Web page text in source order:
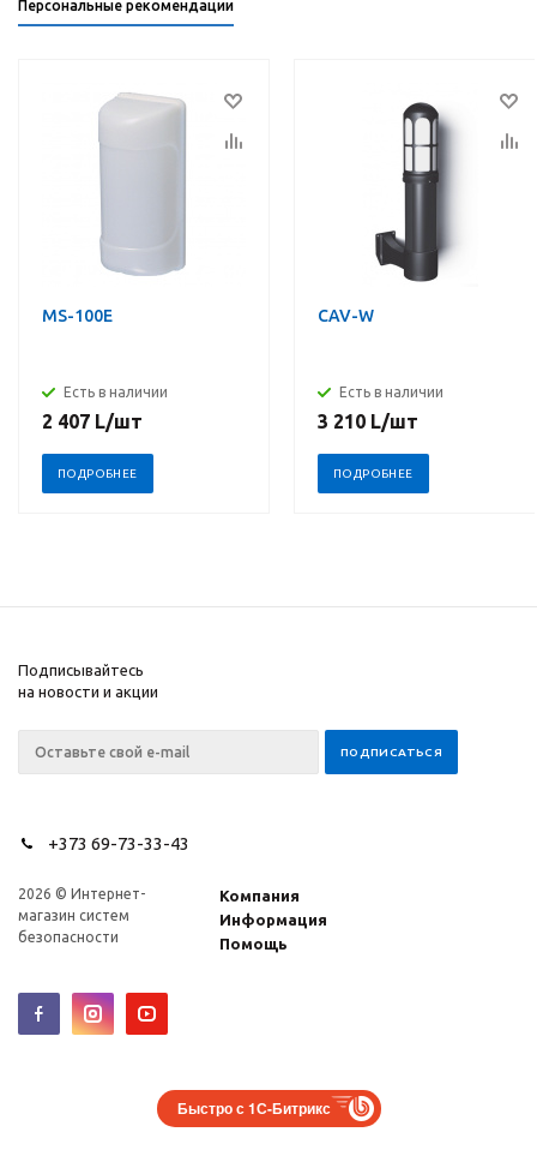
Персональные рекомендации
MS-100E
Есть в наличии
2 407 L/шт
ПОДРОБНЕЕ
CAV-W
Есть в наличии
3 210 L/шт
ПОДРОБНЕЕ
Подписывайтесь
на новости и акции
+373 69-73-33-43
2026 © Интернет-
магазин систем
безопасности
Компания
Информация
Помощь
Быстро с 1С-Битрикс